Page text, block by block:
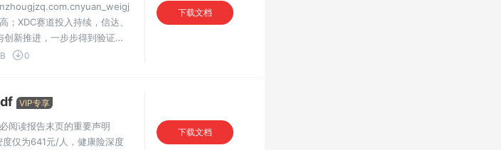
XDC赛道投入持续，信达、
新推进，一步步得到验证；
新实力及其成长空间还远...
0
下载文档
VIP专享
阅读报告末页的重要声明
仅为641元/人，健康险深度
下载文档